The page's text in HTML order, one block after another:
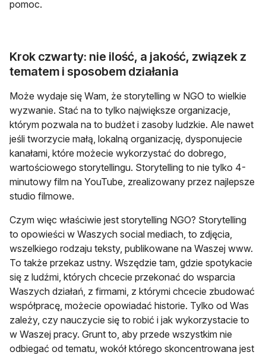
pomoc.
Krok czwarty: nie ilość, a jakość, związek z
tematem i sposobem działania
Może wydaje się Wam, że storytelling w NGO to wielkie
wyzwanie. Stać na to tylko największe organizacje,
którym pozwala na to budżet i zasoby ludzkie. Ale nawet
jeśli tworzycie małą, lokalną organizację, dysponujecie
kanałami, które możecie wykorzystać do dobrego,
wartościowego storytellingu. Storytelling to nie tylko 4-
minutowy film na YouTube, zrealizowany przez najlepsze
studio filmowe.
Czym więc właściwie jest storytelling NGO? Storytelling
to opowieści w Waszych social mediach, to zdjęcia,
wszelkiego rodzaju teksty, publikowane na Waszej www.
To także przekaz ustny. Wszędzie tam, gdzie spotykacie
się z ludźmi, których chcecie przekonać do wsparcia
Waszych działań, z firmami, z którymi chcecie zbudować
współpracę, możecie opowiadać historie. Tylko od Was
zależy, czy nauczycie się to robić i jak wykorzystacie to
w Waszej pracy. Grunt to, aby przede wszystkim nie
odbiegać od tematu, wokół którego skoncentrowana jest